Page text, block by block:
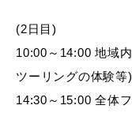
(2日目)
10:00～14:00 地域
ツーリングの体験等)
14:30～15:00 全体